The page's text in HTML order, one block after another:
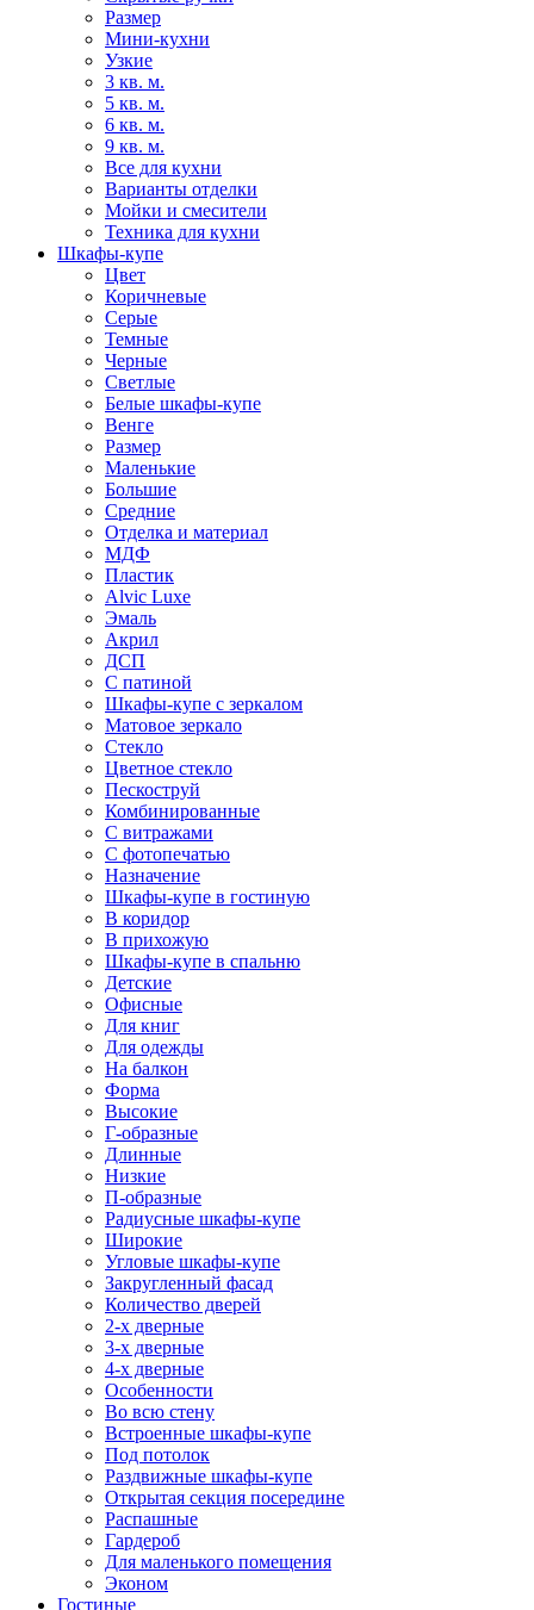
Размер
Мини-кухни
Узкие
3 кв. м.
5 кв. м.
6 кв. м.
9 кв. м.
Все для кухни
Варианты отделки
Мойки и смесители
Техника для кухни
Шкафы-купе
Цвет
Коричневые
Серые
Темные
Черные
Светлые
Белые шкафы-купе
Венге
Размер
Маленькие
Большие
Средние
Отделка и материал
МДФ
Пластик
Alvic Luxe
Эмаль
Акрил
ДСП
С патиной
Шкафы-купе с зеркалом
Матовое зеркало
Стекло
Цветное стекло
Пескоструй
Комбинированные
С витражами
С фотопечатью
Назначение
Шкафы-купе в гостиную
В коридор
В прихожую
Шкафы-купе в спальню
Детские
Офисные
Для книг
Для одежды
На балкон
Форма
Высокие
Г-образные
Длинные
Низкие
П-образные
Радиусные шкафы-купе
Широкие
Угловые шкафы-купе
Закругленный фасад
Количество дверей
2-х дверные
3-х дверные
4-х дверные
Особенности
Во всю стену
Встроенные шкафы-купе
Под потолок
Раздвижные шкафы-купе
Открытая секция посередине
Распашные
Гардероб
Для маленького помещения
Эконом
Гостиные